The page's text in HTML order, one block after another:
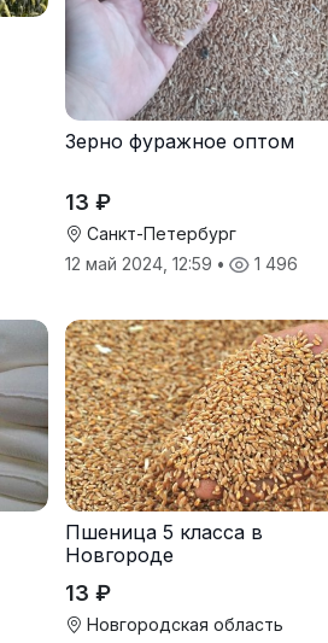
Зерно фуражное оптом
13 ₽
Санкт-Петербург
12 май 2024, 12:59 • 1 496
Пшеница 5 класса в
Новгороде
13 ₽
Новгородская область